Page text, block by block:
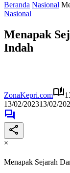
Beranda Nasional
Nasional
Menapak
Indah
ZonaKepri.com
13/02/202313/02/
×
Menapak Sejarah